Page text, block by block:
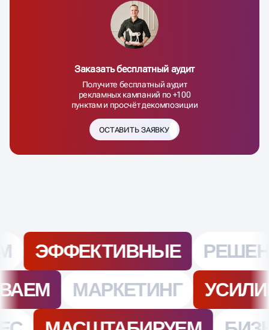
Заказать бесплатный аудит
Получите бесплатный аудит
рекламных кампаний по +100
пунктам и просчёт декомпозиции
ОСТАВИТЬ ЗАЯВКУ